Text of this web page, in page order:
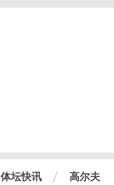
体坛快讯 高尔夫